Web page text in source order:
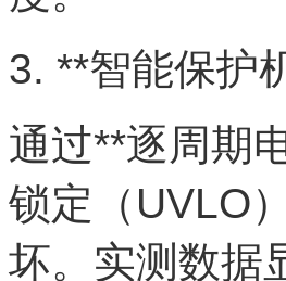
3. **智能保护
通过**逐周期
锁定（UVLO
坏。实测数据